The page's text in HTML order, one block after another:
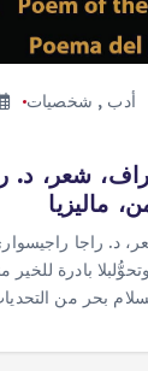
أدب , شخصيات
شعر، د.
ماليزيا
د. راجا
بادرة للخير
بحر من